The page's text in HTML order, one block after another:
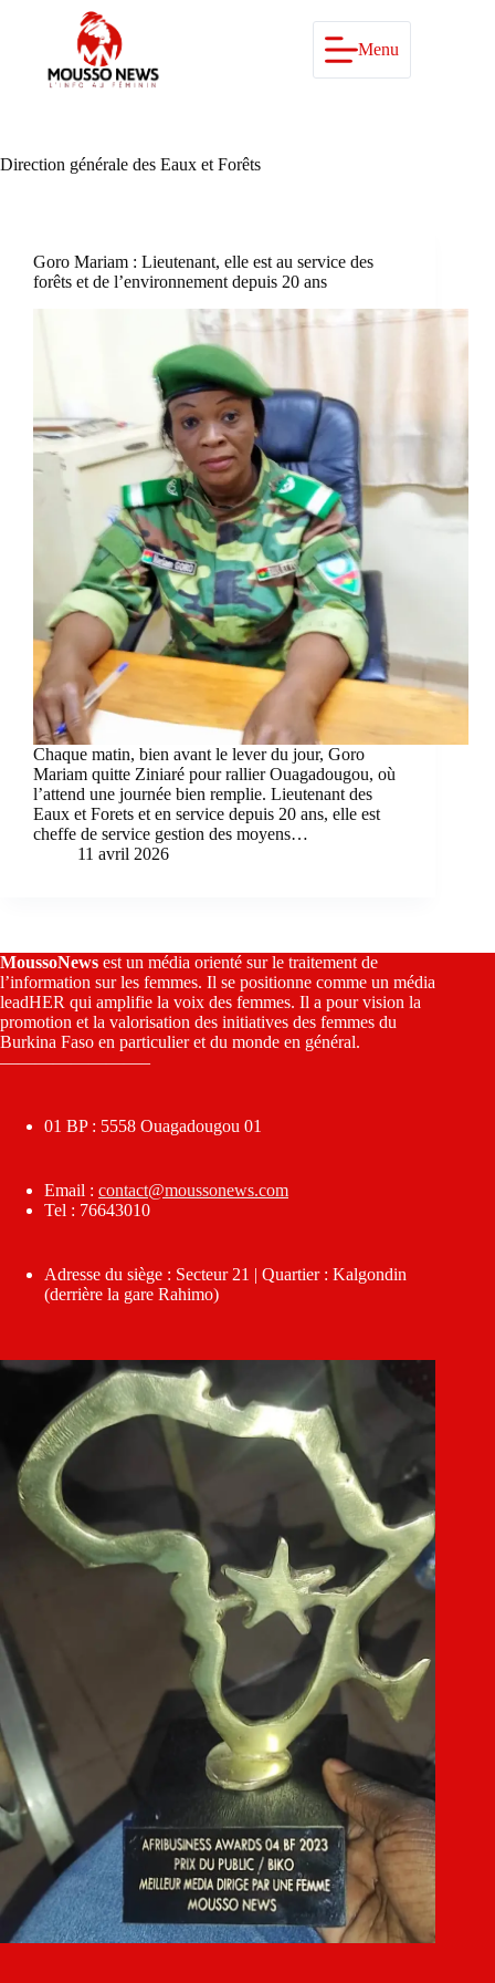
Menu
Direction générale des Eaux et Forêts
Goro Mariam : Lieutenant, elle est au service des
forêts et de l’environnement depuis 20 ans
Chaque matin, bien avant le lever du jour, Goro
Mariam quitte Ziniaré pour rallier Ouagadougou, où
l’attend une journée bien remplie. Lieutenant des
Eaux et Forets et en service depuis 20 ans, elle est
cheffe de service gestion des moyens…
11 avril 2026
MoussoNews est un média orienté sur le traitement de
l’information sur les femmes. Il se positionne comme un média
leadHER qui amplifie la voix des femmes. Il a pour vision la
promotion et la valorisation des initiatives des femmes du
Burkina Faso en particulier et du monde en général.
————————–
01 BP : 5558 Ouagadougou 01
Email : contact@moussonews.com
Tel : 76643010
Adresse du siège : Secteur 21 | Quartier : Kalgondin
(derrière la gare Rahimo)